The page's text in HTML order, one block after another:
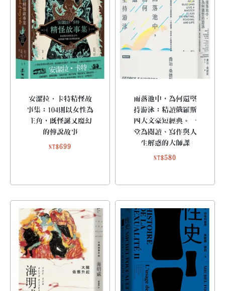
安潔拉．卡特精怪故
事集：104則以女性為
主角，既怪誕又魔幻
的傳說故事
NT$699
雨落池中，為何還堅
持游泳：精讀俄羅斯
四大文豪短經典。一
堂為閱讀、寫作與人
生解惑的大師課
NT$580